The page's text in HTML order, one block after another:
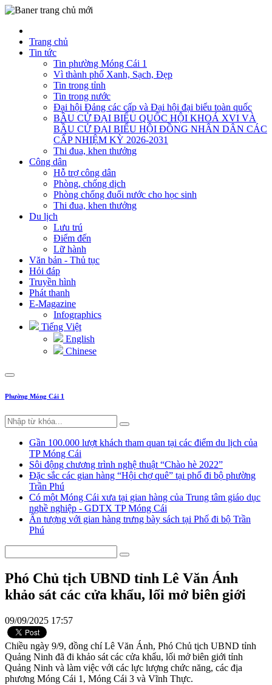
Trang chủ
Tin tức
Tin phường Móng Cái 1
Vì thành phố Xanh, Sạch, Đẹp
Tin trong tỉnh
Tin trong nước
Đại hội Đảng các cấp và Đại hội đại biểu toàn quốc
BẦU CỬ ĐẠI BIỂU QUỐC HỘI KHOÁ XVI VÀ
BẦU CỬ ĐẠI BIỂU HỘI ĐỒNG NHÂN DÂN CÁC
CẤP NHIỆM KỲ 2026-2031
Thi đua, khen thưởng
Công dân
Hỗ trợ công dân
Phòng, chống dịch
Phòng chống đuối nước cho học sinh
Thi đua, khen thưởng
Du lịch
Lưu trú
Điểm đến
Lữ hành
Văn bản - Thủ tục
Hỏi đáp
Truyền hình
Phát thanh
E-Magazine
Infographics
Tiếng Việt
English
Chinese
Phường Móng Cái 1
Gần 100.000 lượt khách tham quan tại các điểm du lịch của
TP Móng Cái
Sôi động chương trình nghệ thuật “Chào hè 2022”
Đặc sắc các gian hàng “Hội chợ quê” tại phố đi bộ phường
Trần Phú
Có một Móng Cái xưa tại gian hàng của Trung tâm giáo dục
nghề nghiệp - GDTX TP Móng Cái
Ấn tượng với gian hàng trưng bày sách tại Phố đi bộ Trần
Phú
Phó Chủ tịch UBND tỉnh Lê Văn Ánh
khảo sát các cửa khẩu, lối mở biên giới
09/09/2025 17:57
Chiều ngày 9/9, đồng chí Lê Văn Ánh, Phó Chủ tịch UBND tỉnh
Quảng Ninh đã đi khảo sát các cửa khẩu, lối mở biên giới tỉnh
Quảng Ninh và làm việc với các lực lượng chức năng, các địa
phương Móng Cái 1, Móng Cái 3 và Vĩnh Thực.